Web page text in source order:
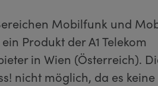
Mobilfunk und
Produkt der A1 Telekom
in Wien (Österreich).
nicht möglich, da es keine